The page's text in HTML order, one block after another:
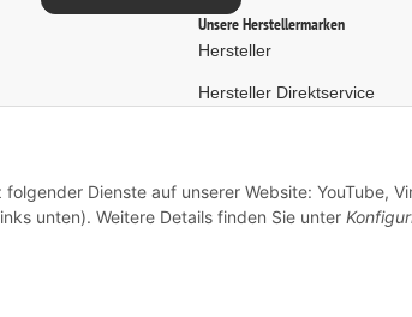
Dienste auf unserer Website: YouTube,
unten). Weitere Details finden Sie unter
Unsere Herstellermarken
Hersteller
Hersteller Direktservice